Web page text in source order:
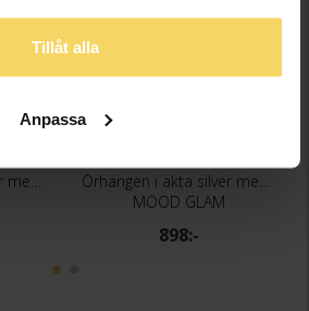
Tillåt alla
Anpassa
Halsband i äkta silver med kristall
Örhängen i äkta silver med kristall
MOOD GLAM
898:-